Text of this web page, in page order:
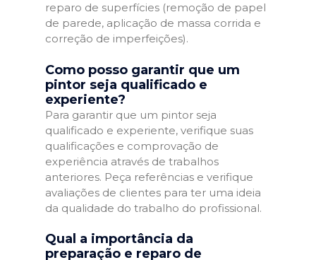
reparo de superfícies (remoção de papel
de parede, aplicação de massa corrida e
correção de imperfeições).
Como posso garantir que um
pintor seja qualificado e
experiente?
Para garantir que um pintor seja
qualificado e experiente, verifique suas
qualificações e comprovação de
experiência através de trabalhos
anteriores. Peça referências e verifique
avaliações de clientes para ter uma ideia
da qualidade do trabalho do profissional.
Qual a importância da
preparação e reparo de